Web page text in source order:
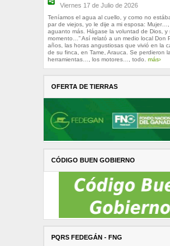
Viernes 17 de Julio de 2026
Teníamos el agua al cuello, y como no
par de viejos, yo le dije a mi esposa:
aguanto más. Hágase la voluntad de Dios, y
momento…” Así relató a un medio local Don
años, las horas angustiosas que vivió en la
de su finca, en Tame, Arauca. Se perdieron
herramientas…, los motores…, todo. más›
OFERTA DE TIERRAS
CÓDIGO BUEN GOBIERNO
PQRS FEDEGÁN - FNG